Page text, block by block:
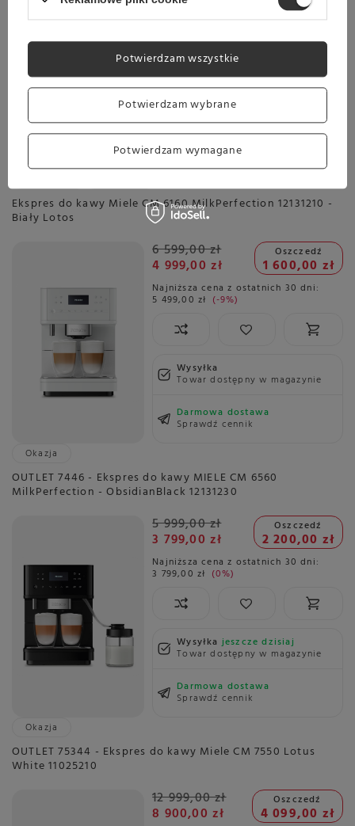
Najniższa cena z ostatnich 30 dni:
Towar dostępny w magazynie
Darmowa dostawa
Sprawdź cennik
Ekspres do kawy Miele CM 6160 MilkPerfection 12131210 -
Biały Lotos
6 599,00 zł
4 999,00 zł
Oszczedź
1 600,00 zł
Najniższa cena z ostatnich 30 dni:
5 499,00 zł -9%
Wysyłka
Towar dostępny w magazynie
Darmowa dostawa
Sprawdź cennik
Okazja
OUTLET 7446 - Ekspres do kawy MIELE CM 6560
MilkPerfection - ObsidianBlack 12131230
5 999,00 zł
3 799,00 zł
Oszczedź
2 200,00 zł
Najniższa cena z ostatnich 30 dni:
3 799,00 zł 0%
Wysyłkajeszcze dzisiaj
Towar dostępny w magazynie
Darmowa dostawa
Sprawdź cennik
Okazja
OUTLET 75344 - Ekspres do kawy Miele CM 7550 Lotus
White 11025210
12 999,00 zł
8 900,00 zł
Oszczedź
4 099,00 zł
Potwierdzam wybrane
Potwierdzam wymagane
Potwierdzam wszystkie